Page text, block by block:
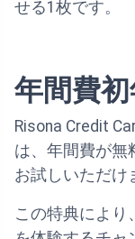
せる1枚です。
年間費
Risona Credit
は、年間費が無
お試しいただけ
この特典により